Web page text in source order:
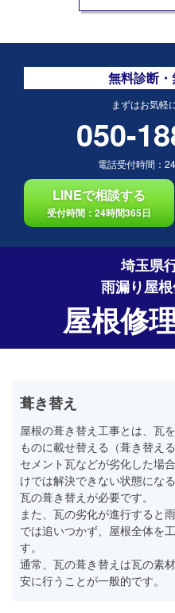
無料診断
まずはお気軽
050-
電話受付時間：
LINEで相談する
受付時間：24時間365日
埼玉県
雨漏り屋
屋根修
葺き替え
屋根の葺き替え工事とは、瓦
ものに載せ替える（葺き替え
セメント瓦などが劣化した場
けでは解決できない状態にな
瓦の葺き替えが必要です。
また、瓦の劣化が進行すると
では追いつかず、屋根全体を
す。
通常、瓦の葺き替えは瓦の素
安に行うことが一般的です。